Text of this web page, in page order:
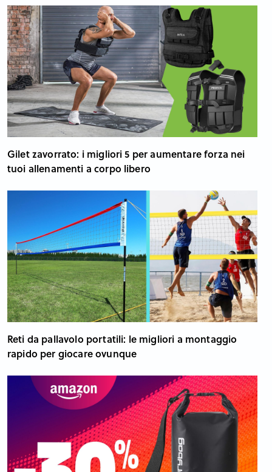
Gilet zavorrato: i migliori 5 per aumentare forza nei
tuoi allenamenti a corpo libero
Reti da pallavolo portatili: le migliori a montaggio
rapido per giocare ovunque